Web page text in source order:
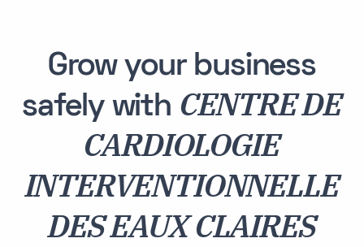
Grow your business
safely with CENTRE DE
CARDIOLOGIE
INTERVENTIONNELLE
DES EAUX CLAIRES